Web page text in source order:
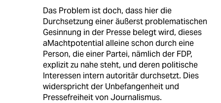
Das Problem ist doch, dass hier die
Durchsetzung einer äußerst problematischen
Gesinnung in der Presse belegt wird, dieses
aMachtpotential alleine schon durch eine
Person, die einer Partei, nämlich der FDP,
explizit zu nahe steht, und deren politische
Interessen intern autoritär durchsetzt. Dies
widerspricht der Unbefangenheit und
Pressefreiheit von Journalismus.